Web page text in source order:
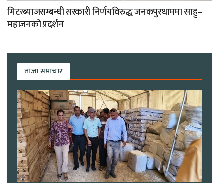
मिटरब्याजसम्बन्धी सरकारी निर्णयविरुद्ध जनकपुरधाममा साहु–
महाजनको प्रदर्शन
ताजा समाचार